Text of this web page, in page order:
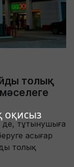
оқисыз
толық
де, тұтынушыға
асығар
толық